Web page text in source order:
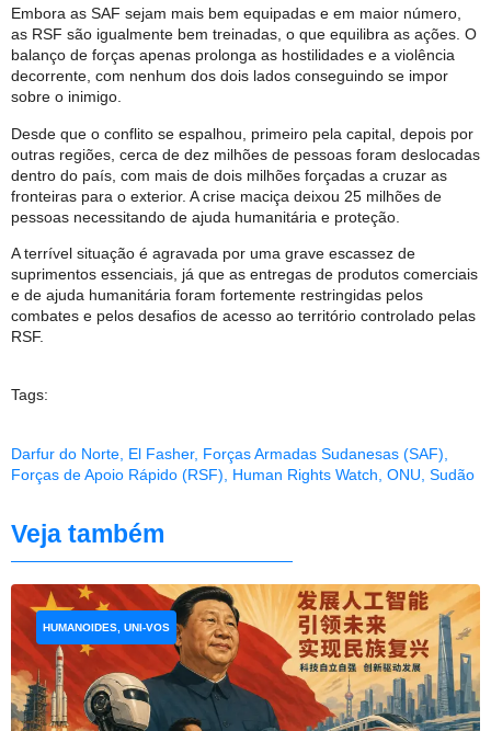
Embora as SAF sejam mais bem equipadas e em maior número,
as RSF são igualmente bem treinadas, o que equilibra as ações. O
balanço de forças apenas prolonga as hostilidades e a violência
decorrente, com nenhum dos dois lados conseguindo se impor
sobre o inimigo.
Desde que o conflito se espalhou, primeiro pela capital, depois por
outras regiões, cerca de dez milhões de pessoas foram deslocadas
dentro do país, com mais de dois milhões forçadas a cruzar as
fronteiras para o exterior. A crise maciça deixou 25 milhões de
pessoas necessitando de ajuda humanitária e proteção.
A terrível situação é agravada por uma grave escassez de
suprimentos essenciais, já que as entregas de produtos comerciais
e de ajuda humanitária foram fortemente restringidas pelos
combates e pelos desafios de acesso ao território controlado pelas
RSF.
Tags:
Darfur do Norte El Fasher, Forças Armadas Sudanesas (SAF)
Forças de Apoio Rápido (RSF)
Human Rights Watch ONU Sudão
Veja também
HUMANOIDES, UNI-VOS